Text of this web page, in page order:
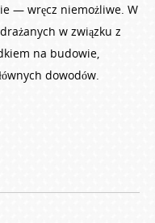
— wręcz niemożliwe. W
w związku z
na budowie,
dowodów.